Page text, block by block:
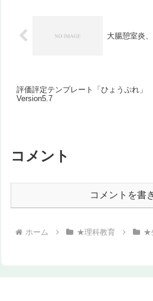
大腸憩室炎
評価評定テンプレート「ひょうぷれ」
Version5.7
コメント
コメントを書
ホーム ★理科教育 ★